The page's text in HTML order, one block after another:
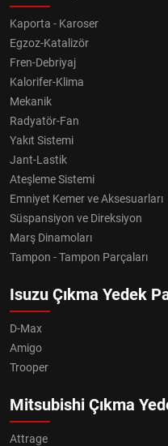
Kaporta - Karoser
Egzoz-Katalizör
Fren-Debriyaj
Kalorifer-Klima
Mekanik
Radyatör-Fan
Yakıt Sistemi
Jant-Lastik
Ateşleme Sistemi
Emniyet Kemer ve Aksesuarları
Süspansiyon ve Direksiyon
Marş Dinamoları
Tampon - Tampon Parçaları
Isuzu Çıkma Yedek
D-Max
Amigo
Trooper
Mitsubishi Çıkma
Attrage